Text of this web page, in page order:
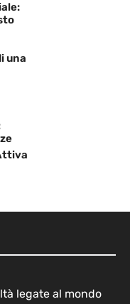
una
legate al mondo